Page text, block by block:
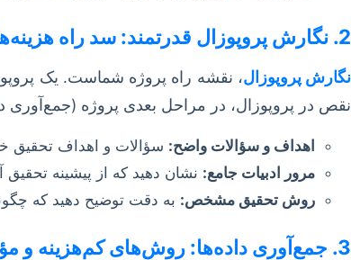
2. نگارش پروپوزال قدرتمند: سد راه هزینه‌های اضافی
نگارش پروپوزال، نقشه راه پروژه شماست. یک
نقص در پروپوزال، در مراحل بعدی پروژه (جمع‌آوری
اهداف و سؤالات واضح: سؤالات و اهداف تحقیق
مرور ادبیات جامع: نشان دهید که از پیشینه
روش تحقیق مشخص: به دقت توضیح دهید که
3. جمع‌آوری داده‌ها: روش‌های کم‌هزینه و مؤثر